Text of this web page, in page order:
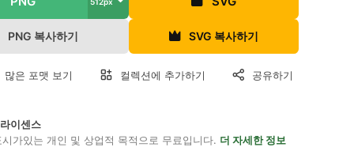
PNG 복사하기 SVG 복사하기
많은 포맷 보기 컬렉션에 추가하기 공유하기
이센스
가있는 개인 및 상업적 목적으로 무료입니다. 더 자세한 정보